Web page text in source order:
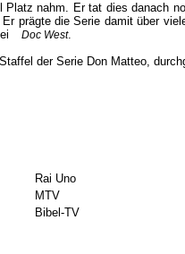
Platz nahm. Er tat dies danach
prägte die Serie damit über
Doc West.
der Serie Don Matteo,
Rai Uno
MTV
Bibel-TV